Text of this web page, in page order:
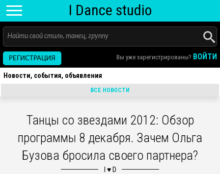
I Dance studio
Вы уже зарегистрированы? ВОЙТИ
РЕГИСТРАЦИЯ
Новости, события, объявления
ВСЕ НОВОСТИ
Танцы со звездами 2012: Обзор
программы 8 декабря. Зачем Ольга
Бузова бросила своего партнера?